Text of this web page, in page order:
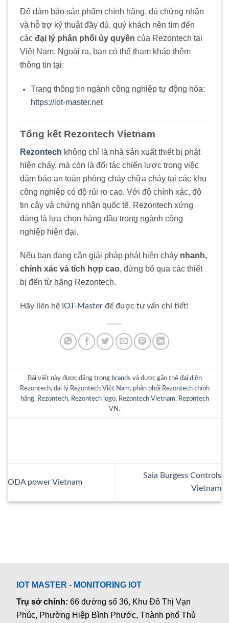
Để đảm bảo sản phẩm chính hãng, đủ chứng nhận
và hỗ trợ kỹ thuật đầy đủ, quý khách nên tìm đến
các đại lý phân phối ủy quyền của Rezontech tại
Việt Nam. Ngoài ra, bạn có thể tham khảo thêm
thông tin tại:
Trang thông tin ngành công nghiệp tự động hóa:
https://iot-master.net
Tổng kết Rezontech Vietnam
Rezontech không chỉ là nhà sản xuất thiết bị phát
hiện cháy, mà còn là đối tác chiến lược trong việc
đảm bảo an toàn phòng cháy chữa cháy tại các khu
công nghiệp có độ rủi ro cao. Với độ chính xác, độ
tin cậy và chứng nhận quốc tế, Rezontech xứng
đáng là lựa chọn hàng đầu trong ngành công
nghiệp hiện đại.
Nếu bạn đang cần giải pháp phát hiện cháy nhanh,
chính xác và tích hợp cao, đừng bỏ qua các thiết
bị đến từ hãng Rezontech.
Hãy liên hệ IOT-Master để được tư vấn chi tiết!
Bài viết này được đăng trong brands và được gắn thẻ đại diện
Rezontech, đại lý Rezontech Việt Nam, phân phối Rezontech chính
hãng, Rezontech, Rezontech logo, Rezontech Vietnam, Rezontech
VN .
ODA power Vietnam
Saia Burgess Controls
Vietnam
IOT MASTER - MONITORING IOT
Trụ sở chính:66 đường số 36, Khu Đô Thị Vạn
Phúc, Phường Hiệp Bình Phước, Thành phố Thủ